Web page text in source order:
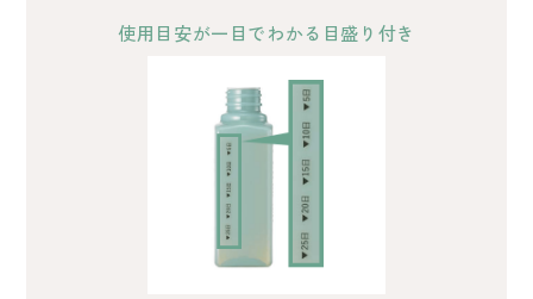
使用目安が一目でわかる目盛り付き